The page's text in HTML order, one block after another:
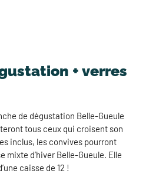
+ verres
de dégustation Belle-Gueule
tous ceux qui croisent son
inclus, les convives pourront
mixte d’hiver Belle-Gueule. Elle
caisse de 12 !